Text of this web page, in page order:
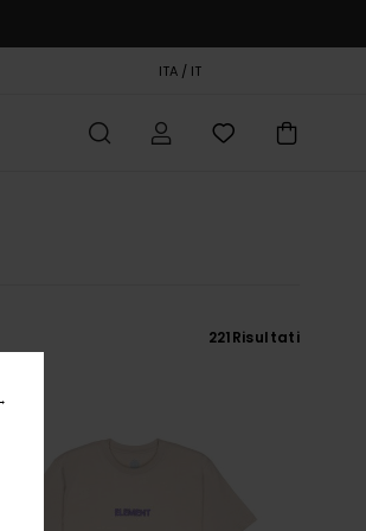
ITA / IT
221Risultati